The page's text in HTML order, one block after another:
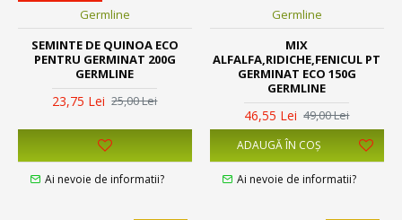
Germline
SEMINTE DE QUINOA ECO
PENTRU GERMINAT 200G
GERMLINE
23,75 Lei 25,00 Lei
Ai nevoie de informatii?
Germline
MIX
ALFALFA,RIDICHE,FENICUL PT
GERMINAT ECO 150G
GERMLINE
46,55 Lei 49,00 Lei
ADAUGĂ ÎN COŞ
Ai nevoie de informatii?